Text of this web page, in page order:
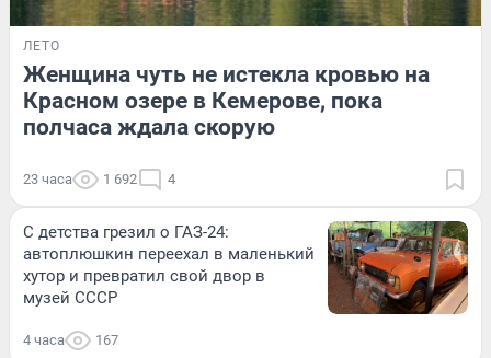
ЛЕТО
Женщина чуть не истекла кровью на
Красном озере в Кемерове, пока
полчаса ждала скорую
23 часа 1 692 4
С детства грезил о ГАЗ-24:
автоплюшкин переехал в маленький
хутор и превратил свой двор в
музей СССР
4 часа 167